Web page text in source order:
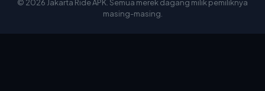
© 2026 Jakarta Ride APK. Semua merek dagang milik pemiliknya
masing-masing.